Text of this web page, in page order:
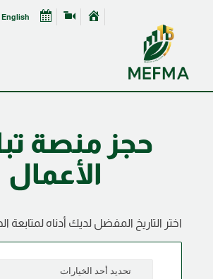
English
حجز منصة
الأعمال
اختر التاريخ المفضل لديك أدناه لمتابعة